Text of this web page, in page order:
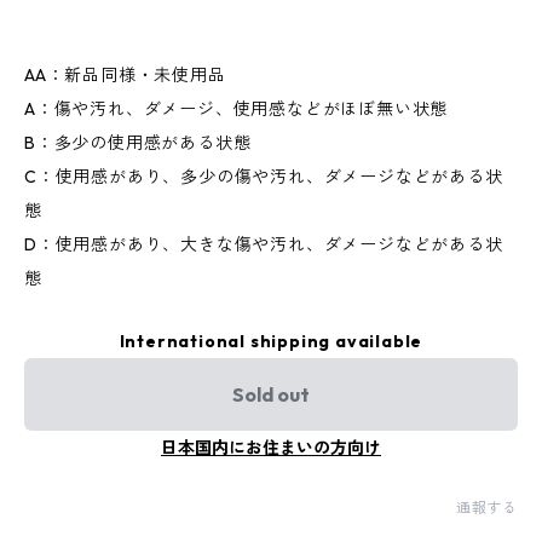
AA：新品同様・未使用品
A：傷や汚れ、ダメージ、使用感などがほぼ無い状態
B：多少の使用感がある状態
C：使用感があり、多少の傷や汚れ、ダメージなどがある状
態
D：使用感があり、大きな傷や汚れ、ダメージなどがある状
態
International shipping available
Sold out
日本国内にお住まいの方向け
通報する